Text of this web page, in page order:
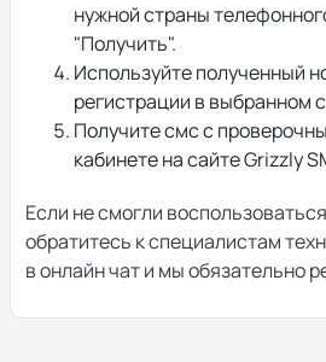
нужной страны
"Получить".
Используйте полученный
регистрации в выбранном
Получите смс с
кабинете на сайте Grizzly
Если не смогли
обратитесь к специалистам
в онлайн чат и мы обязательно